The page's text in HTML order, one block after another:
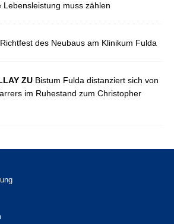
Lebensleistung muss zählen
Richtfest des Neubaus am Klinikum Fulda
ZU Bistum Fulda distanziert sich von
im Ruhestand zum Christopher